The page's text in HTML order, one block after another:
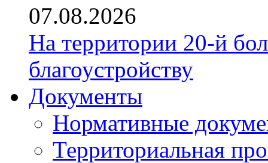
07.08.2026
На территории 20-й
благоустройству
Документы
Нормативные
Территориальная